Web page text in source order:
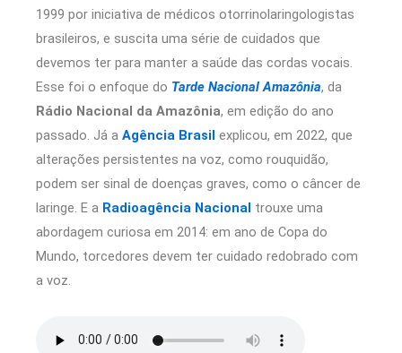
1999 por iniciativa de médicos otorrinolaringologistas
brasileiros, e suscita uma série de cuidados que
devemos ter para manter a saúde das cordas vocais.
Esse foi o enfoque do Tarde Nacional Amazônia, da
Rádio Nacional da Amazônia, em edição do ano
passado. Já a Agência Brasil explicou, em 2022, que
alterações persistentes na voz, como rouquidão,
podem ser sinal de doenças graves, como o câncer de
laringe. E a Radioagência Nacional trouxe uma
abordagem curiosa em 2014: em ano de Copa do
Mundo, torcedores devem ter cuidado redobrado com
a voz.